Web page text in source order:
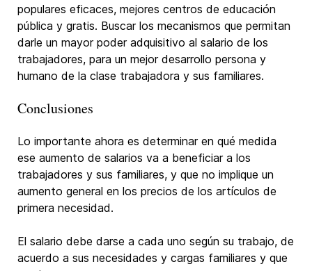
populares eficaces, mejores centros de educación
pública y gratis. Buscar los mecanismos que permitan
darle un mayor poder adquisitivo al salario de los
trabajadores, para un mejor desarrollo persona y
humano de la clase trabajadora y sus familiares.
Conclusiones
Lo importante ahora es determinar en qué medida
ese aumento de salarios va a beneficiar a los
trabajadores y sus familiares, y que no implique un
aumento general en los precios de los artículos de
primera necesidad.
El salario debe darse a cada uno según su trabajo, de
acuerdo a sus necesidades y cargas familiares y que